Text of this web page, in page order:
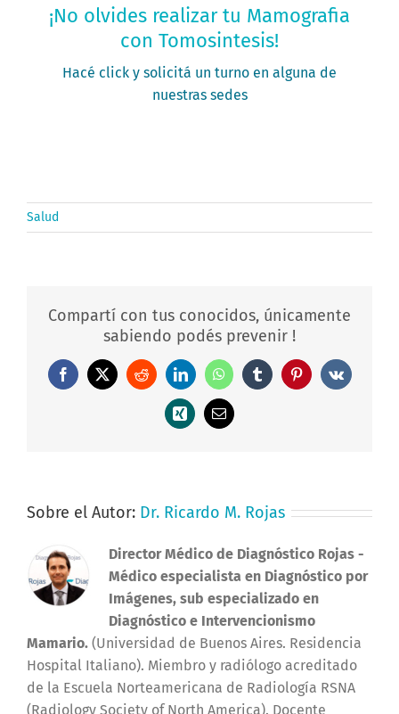
¡No olvides realizar tu Mamografia
con Tomosintesis!
Hacé click y solicitá un turno en alguna de
nuestras sedes
PEDIR MI TURNO
Salud
Compartí con tus conocidos, únicamente
sabiendo podés prevenir !
Facebook
X RedditLinkedInWhatsAppTumblrPinterestVk
Xing
Correo
electrónico
Sobre el Autor: Dr. Ricardo M. Rojas
Director Médico de Diagnóstico Rojas -
Médico especialista en Diagnóstico por
Imágenes, sub especializado en
Diagnóstico e Intervencionismo
Mamario. (Universidad de Buenos Aires. Residencia
Hospital Italiano). Miembro y radiólogo acreditado
de la Escuela Norteamericana de Radiología RSNA
(Radiology Society of North America). Docente